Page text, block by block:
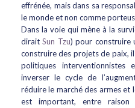
effrénée, mais dans sa
le monde et non comme
Dans la voie qui mène à la
diraitSun Tzu) pour construire
construire des projets de paix,
politiques
inverser le cycle de
réduire le marché des armes
est important, entre